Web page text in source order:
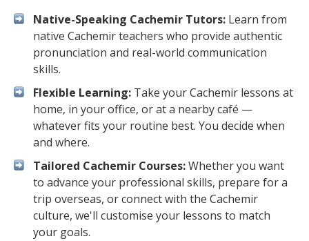
Native-Speaking Cachemir Tutors: Learn from
native Cachemir teachers who provide authentic
pronunciation and real-world communication
skills.
Flexible Learning: Take your Cachemir lessons at
home, in your office, or at a nearby café —
whatever fits your routine best. You decide when
and where.
Tailored Cachemir Courses:Whether you want
to advance your professional skills, prepare for a
trip overseas, or connect with the Cachemir
culture, we'll customise your lessons to match
your goals.